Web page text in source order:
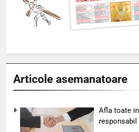
Articole asemanatoare
Afla toate